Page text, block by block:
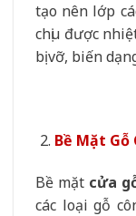
tạo nên lớp
chịu được
bị vỡ, biến
Bề Mặt Gỗ
Bề mặt cửa
các loại gỗ